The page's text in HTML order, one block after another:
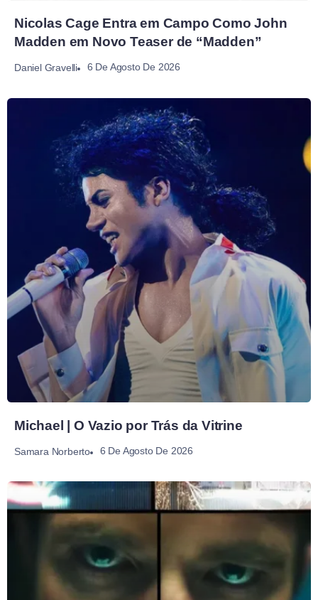
Nicolas Cage Entra em Campo Como John
Madden em Novo Teaser de “Madden”
Daniel Gravelli 6 De Agosto De 2026
Michael | O Vazio por Trás da Vitrine
Samara Norberto 6 De Agosto De 2026